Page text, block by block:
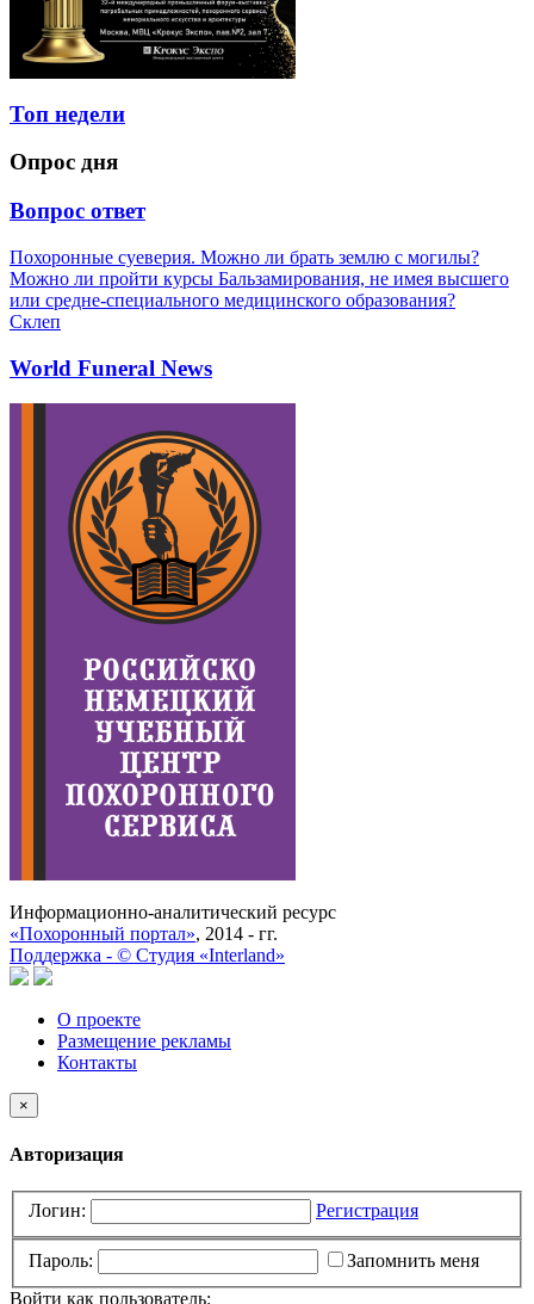
Топ недели
Опрос дня
Вопрос ответ
Похоронные суеверия. Можно ли брать землю с могилы?
Можно ли пройти курсы Бальзамирования, не имея высшего
или средне-специального медицинского образования?
Склеп
World Funeral News
Информационно-аналитический ресурс
«Похоронный портал», 2014 - гг.
Поддержка - © Cтудия «Interland»
О проекте
Размещение рекламы
Контакты
×
Авторизация
Логин: Регистрация
Пароль:
Запомнить меня
Войти как пользователь: